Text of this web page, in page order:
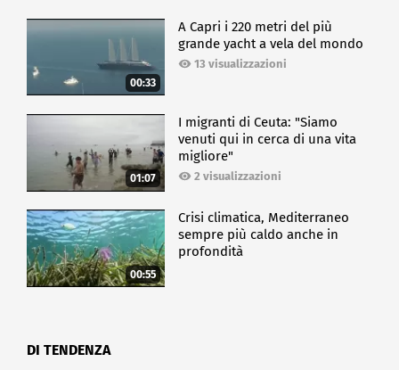
00:33
A Capri i 220 metri del più
grande yacht a vela del mondo
13 visualizzazioni
01:07
I migranti di Ceuta: "Siamo
venuti qui in cerca di una vita
migliore"
2 visualizzazioni
00:55
Crisi climatica, Mediterraneo
sempre più caldo anche in
profondità
DI TENDENZA